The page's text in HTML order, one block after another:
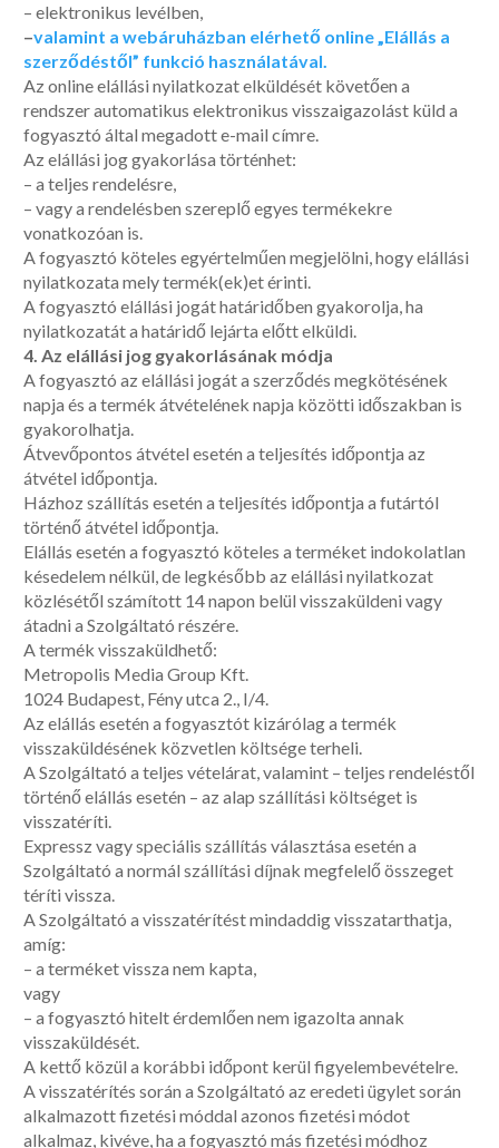
– elektronikus levélben,
–valamint a webáruházban elérhető online „Elállás a
szerződéstől” funkció használatával.
Az online elállási nyilatkozat elküldését követően a
rendszer automatikus elektronikus visszaigazolást küld a
fogyasztó által megadott e-mail címre.
Az elállási jog gyakorlása történhet:
– a teljes rendelésre,
– vagy a rendelésben szereplő egyes termékekre
vonatkozóan is.
A fogyasztó köteles egyértelműen megjelölni, hogy elállási
nyilatkozata mely termék(ek)et érinti.
A fogyasztó elállási jogát határidőben gyakorolja, ha
nyilatkozatát a határidő lejárta előtt elküldi.
4. Az elállási jog gyakorlásának módja
A fogyasztó az elállási jogát a szerződés megkötésének
napja és a termék átvételének napja közötti időszakban is
gyakorolhatja.
Átvevőpontos átvétel esetén a teljesítés időpontja az
átvétel időpontja.
Házhoz szállítás esetén a teljesítés időpontja a futártól
történő átvétel időpontja.
Elállás esetén a fogyasztó köteles a terméket indokolatlan
késedelem nélkül, de legkésőbb az elállási nyilatkozat
közlésétől számított 14 napon belül visszaküldeni vagy
átadni a Szolgáltató részére.
A termék visszaküldhető:
Metropolis Media Group Kft.
1024 Budapest, Fény utca 2., I/4.
Az elállás esetén a fogyasztót kizárólag a termék
visszaküldésének közvetlen költsége terheli.
A Szolgáltató a teljes vételárat, valamint – teljes rendeléstől
történő elállás esetén – az alap szállítási költséget is
visszatéríti.
Expressz vagy speciális szállítás választása esetén a
Szolgáltató a normál szállítási díjnak megfelelő összeget
téríti vissza.
A Szolgáltató a visszatérítést mindaddig visszatarthatja,
amíg:
– a terméket vissza nem kapta,
vagy
– a fogyasztó hitelt érdemlően nem igazolta annak
visszaküldését.
A kettő közül a korábbi időpont kerül figyelembevételre.
A visszatérítés során a Szolgáltató az eredeti ügylet során
alkalmazott fizetési móddal azonos fizetési módot
alkalmaz, kivéve, ha a fogyasztó más fizetési módhoz